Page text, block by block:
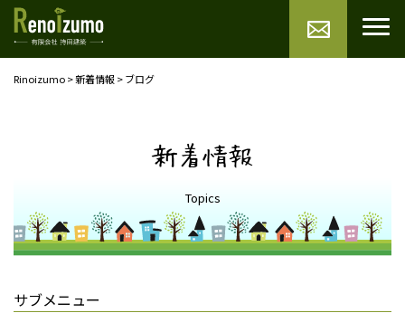
Rinoizumo>新着情報>ブログ
新着情報
Topics
サブメニュー